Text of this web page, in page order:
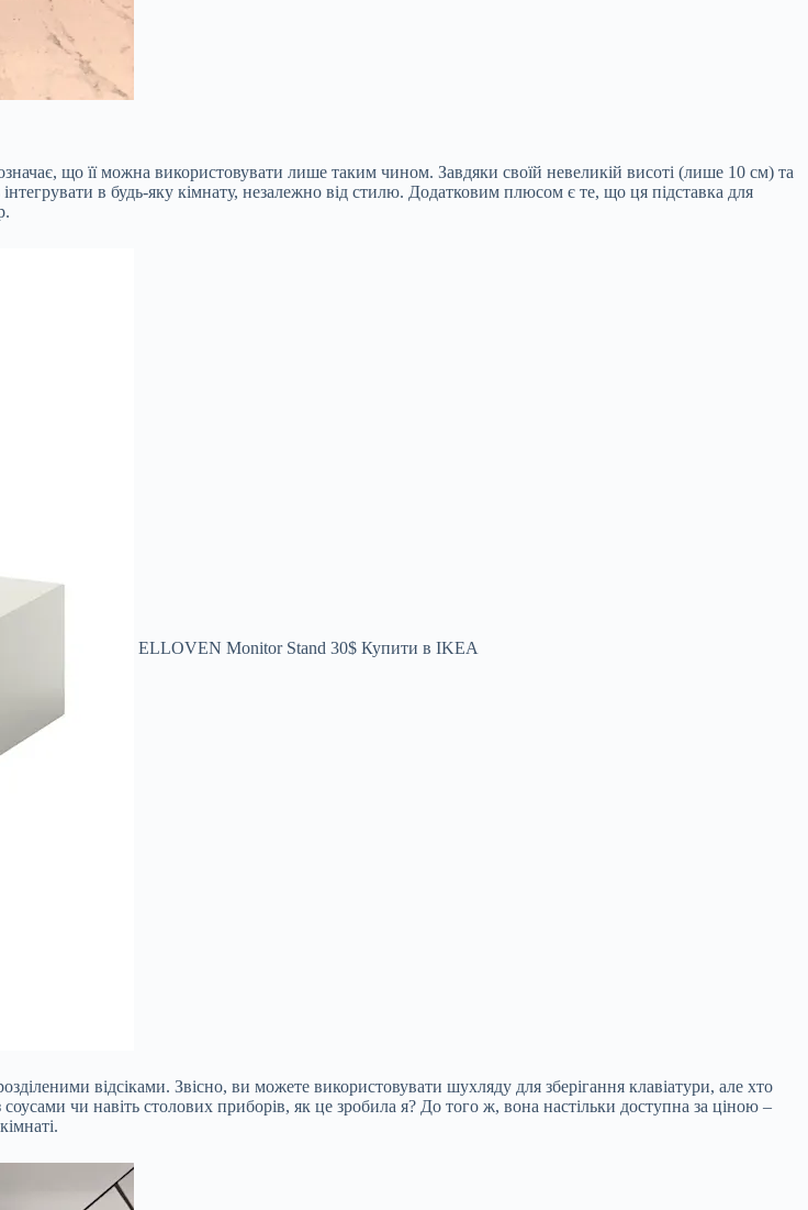
що її можна використовувати лише таким чином. Завдяки своїй невеликій висоті (лише 10 см) та
в будь-яку кімнату, незалежно від стилю. Додатковим плюсом є те, що ця підставка для
ELLOVEN Monitor Stand 30$ Купити в IKEA
відсіками. Звісно, ви можете використовувати шухляду для зберігання клавіатури, але хто
чи навіть столових приборів, як це зробила я? До того ж, вона настільки доступна за ціною –